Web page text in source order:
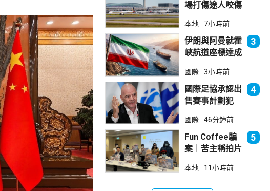
場打傷途人咬傷
法院判囚
本地 7小時前
伊朗與阿曼就霍
峽航道座標達成
部分途經伊朗領
海
3
國際 3小時前
國際足協承認出
售賽事計劃犯
持恩芬天奴
4
國際 46分鐘前
Fun Coffee騙
案｜苦主稱拍片
立法會議員倡加
5
本地 11小時前